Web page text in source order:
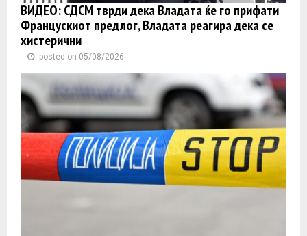
ВИДЕО: СДСМ тврди дека Владата ќе го прифати
Францускиот предлог, Владата реагира дека се
хистерични
posted on 05/08/2026